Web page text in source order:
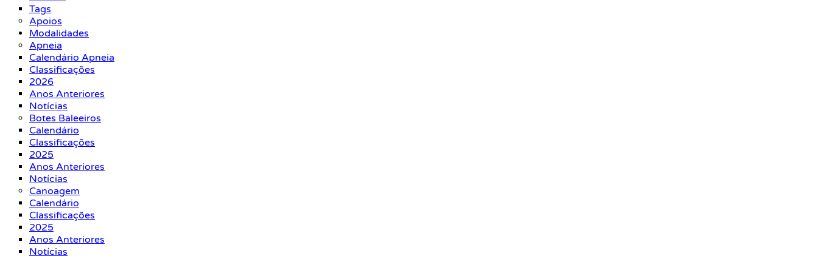
Tags
Apoios
Modalidades
Apneia
Calendário Apneia
Classificações
2026
Anos Anteriores
Notícias
Botes Baleeiros
Calendário
Classificações
2025
Anos Anteriores
Notícias
Canoagem
Calendário
Classificações
2025
Anos Anteriores
Notícias